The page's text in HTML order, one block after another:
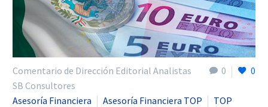
0 0
Comentario de Dirección Editorial Analistas
SB Consultores
Asesoría Financiera
Asesoría Financiera TOP
TOP